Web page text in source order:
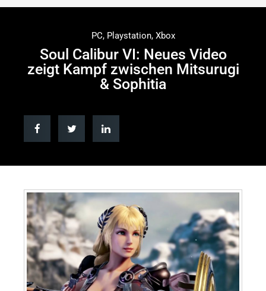
PC, Playstation, Xbox
Soul Calibur VI: Neues Video
zeigt Kampf zwischen Mitsurugi
& Sophitia